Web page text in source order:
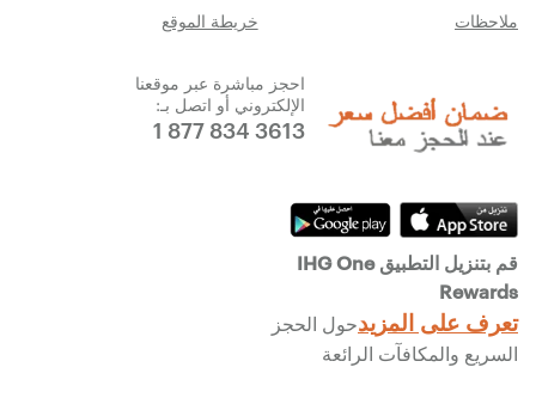
خريطة الموقع
ملاحظات
احجز مباشرة عبر موقعنا
الإلكتروني أو اتصل بـ:
1 877 834 3613
قم بتنزيل التطبيق IHG One
Rewards
تعرف على المزيدحول الحجز
السريع والمكافآت الرائعة